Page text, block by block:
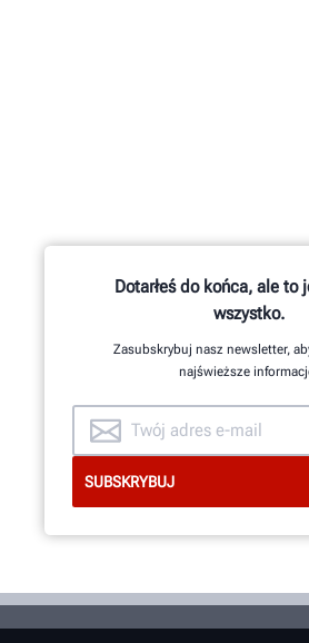
Dotarłeś do końca, ale to
wszystko.
Zasubskrybuj nasz newsletter,
najświeższe